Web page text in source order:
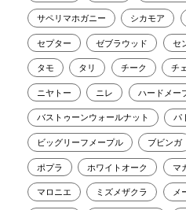
サペリマホガニー シカモア
セプター ゼブラウッド セ
タモ タリ チーク チ
ニヤトー ニレ ハードメー
バストゥーンウォールナット パ
ビッグリーフメープル ブビンガ
ポプラ ホワイトオーク マ
マロニエ ミズメザクラ メ